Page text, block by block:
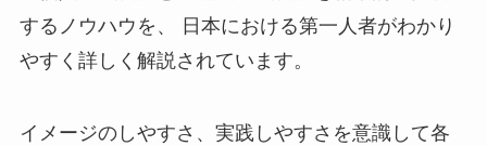
するノウハウを、 日本における第一人者がわかり
やすく詳しく解説されています。
イメージのしやすさ、実践しやすさを意識して各